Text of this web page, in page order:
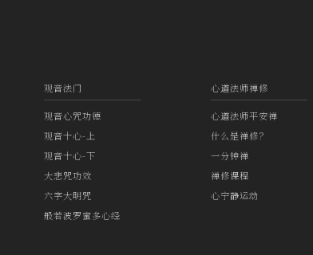
观音法门
观音心咒功德
观音十心-上
观音十心-下
大悲咒功效
六字大明咒
般若波罗蜜多心经
心道法师禅修
心道法师平安禅
什么是禅修？
一分钟禅
禅修课程
心宁静运动